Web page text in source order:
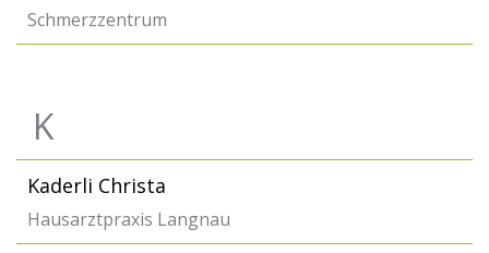
Schmerzzentrum
K
Kaderli Christa
Hausarztpraxis Langnau